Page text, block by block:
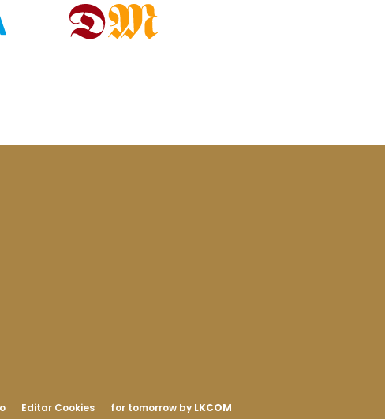
Editar Cookies for tomorrow by LKCOM